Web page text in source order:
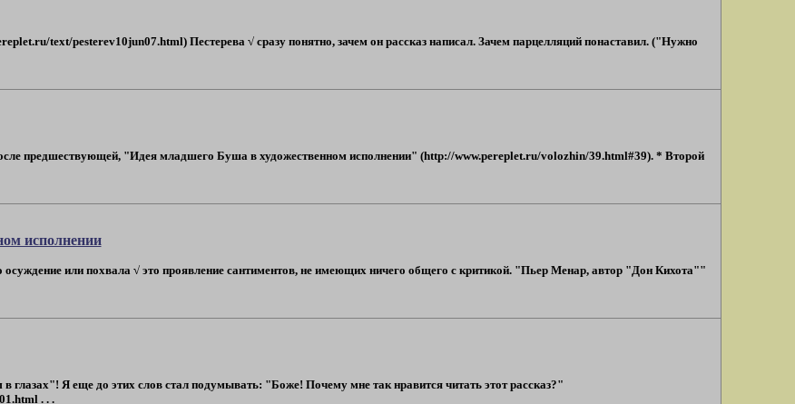
text/pesterev10jun07.html) Пестерева √ сразу понятно, зачем он рассказ написал. Зачем парцелляций понаставил. ("Нужно
предшествующей, "Идея младшего Буша в художественном исполнении" (http://www.pereplet.ru/volozhin/39.html#39). * Второй
исполнении
или похвала √ это проявление сантиментов, не имеющих ничего общего с критикой. "Пьер Менар, автор "Дон Кихота""
глазах"! Я еще до этих слов стал подумывать: "Боже! Почему мне так нравится читать этот рассказ?"
. . .